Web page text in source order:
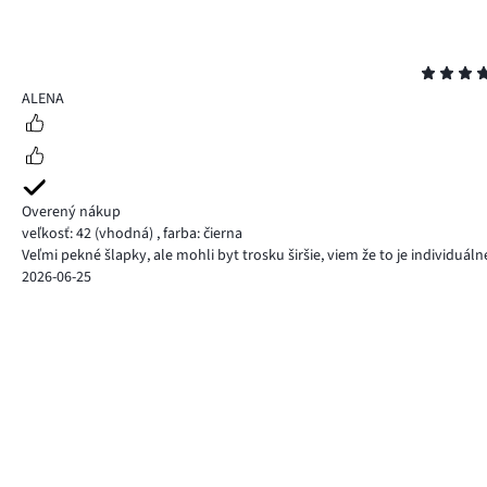
5
ALENA
Overený nákup
veľkosť: 42 (vhodná) ,farba: čierna
Veľmi pekné šlapky, ale mohli byt trosku širšie, viem že to je
2026-06-25